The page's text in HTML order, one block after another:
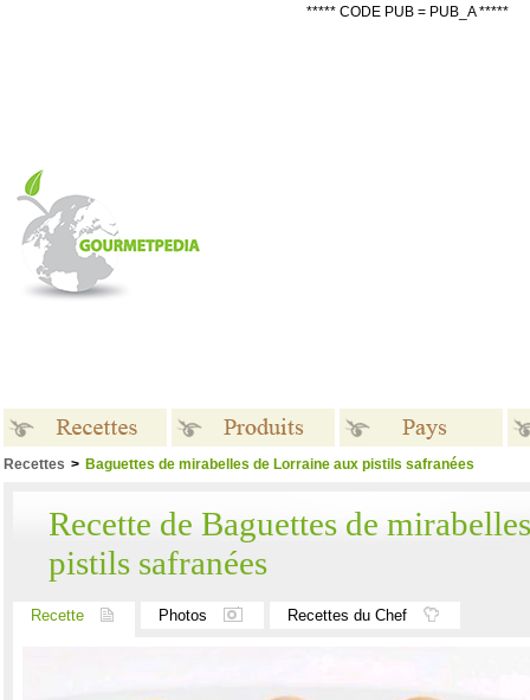
***** CODE PUB = PUB_A *****
Recettes > Baguettes de mirabelles de Lorraine aux pistils safranées
Recette de Baguettes de
pistils safranées
Recette Photos Recettes du Chef